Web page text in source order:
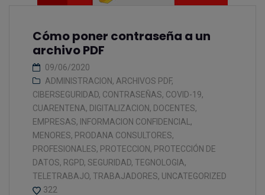
Cómo poner contraseña a un
archivo PDF
09/06/2020
ADMINISTRACION, ARCHIVOS PDF,
CIBERSEGURIDAD, CONTRASEÑAS, COVID-19,
CUARENTENA, DIGITALIZACION, DOCENTES,
EMPRESAS, INFORMACION CONFIDENCIAL ,
MENORES, PRODANA CONSULTORES,
PROFESIONALES, PROTECCION, PROTECCIÓN DE
DATOS, RGPD, SEGURIDAD, TEGNOLOGIA,
TELETRABAJO, TRABAJADORES, UNCATEGORIZED
322